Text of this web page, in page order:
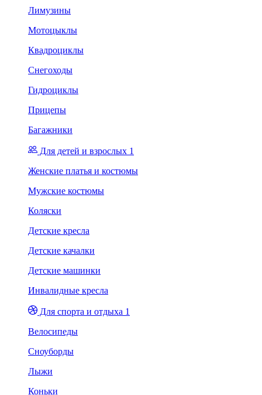
Лимузины
Мотоцыклы
Квадроциклы
Снегоходы
Гидроциклы
Прицепы
Багажники
Для детей и взрослых 1
Женские платья и костюмы
Мужские костюмы
Коляски
Детские кресла
Детские качалки
Детские машинки
Инвалидные кресла
Для спорта и отдыха 1
Велосипеды
Сноуборды
Лыжи
Коньки